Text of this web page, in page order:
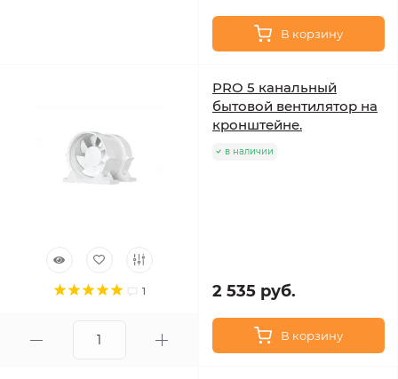
В корзину
1
PRO 5 канальный
бытовой вентилятор на
кронштейне.
в наличии
2 535 руб.
В корзину